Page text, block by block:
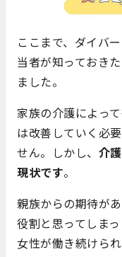
ここまで、ダイバ
当者が知っておき
ました。
家族の介護によっ
は改善していく必
せん。しかし、 介
現状です。
親族からの期待が
役割と思ってしま
女性が働き続けら